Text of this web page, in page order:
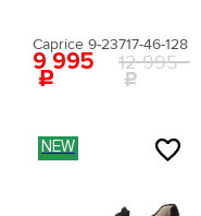
Caprice 9-23717-46-128
9 995 12 995
NEW